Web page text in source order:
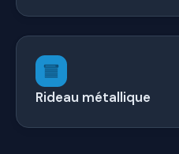
Rideau métallique